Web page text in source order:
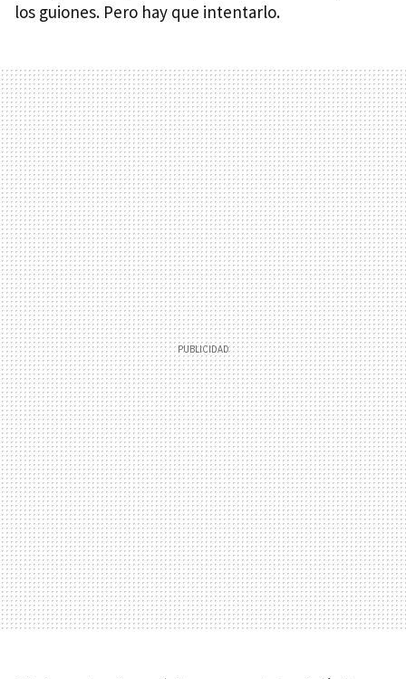
los guiones. Pero hay que intentarlo.